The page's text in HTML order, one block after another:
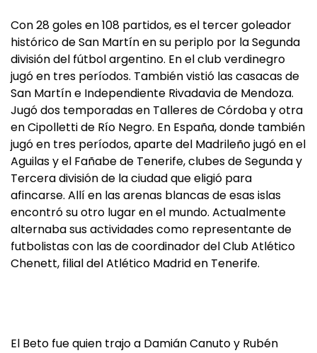
Con 28 goles en 108 partidos, es el tercer goleador
histórico de San Martín en su periplo por la Segunda
división del fútbol argentino. En el club verdinegro
jugó en tres períodos. También vistió las casacas de
San Martín e Independiente Rivadavia de Mendoza.
Jugó dos temporadas en Talleres de Córdoba y otra
en Cipolletti de Río Negro. En España, donde también
jugó en tres períodos, aparte del Madrileño jugó en el
Aguilas y el Fañabe de Tenerife, clubes de Segunda y
Tercera división de la ciudad que eligió para
afincarse. Allí en las arenas blancas de esas islas
encontró su otro lugar en el mundo. Actualmente
alternaba sus actividades como representante de
futbolistas con las de coordinador del Club Atlético
Chenett, filial del Atlético Madrid en Tenerife.
El Beto fue quien trajo a Damián Canuto y Rubén